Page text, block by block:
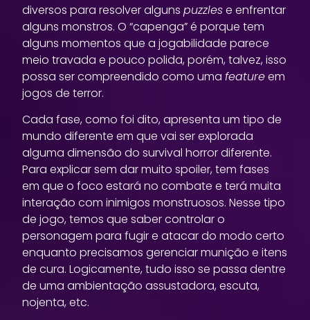
diversos para resolver algunspuzzlese enfrentar
alguns monstros. O “capenga” é porque tem
alguns momentos que a jogabilidade parece
meio travada e pouco polida, porém, talvez, isso
possa ser compreendido como umafeatureem
jogos de terror.
Cada fase, como foi dito, apresenta um tipo de
mundo diferente em que vai ser explorada
alguma dimensão do survival horror diferente.
Para explicar sem dar muito spoiler, tem fases
em que o foco estará no combate e terá muita
interação com inimigos monstruosos. Nesse tipo
de jogo, temos que saber controlar o
personagem para fugir e atacar do modo certo
enquanto precisamos gerenciar munição e itens
de cura. Logicamente, tudo isso se passa dentre
de uma ambientação assustadora, escuta,
nojenta, etc.